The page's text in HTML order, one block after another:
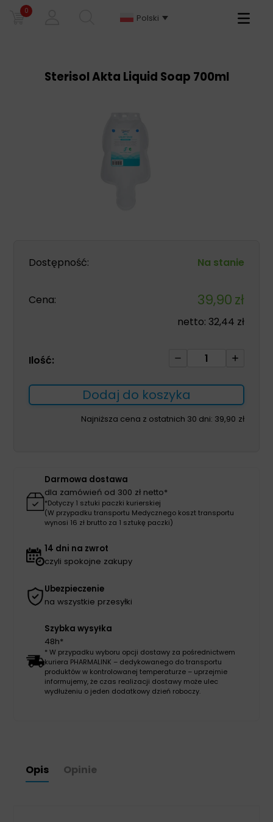
0
Polski
Primary
Sterisol Akta Liquid Soap 700ml
Dostępność: Na stanie
Cena: 39,90zł
netto: 32,44 zł
Ilość:
ilość
Akta
Liquid
Soap
Dodaj do koszyka
Najniższa cena z ostatnich 30 dni: 39,90 zł
Darmowa dostawa
dla zamówień od 300 zł netto*
*Dotyczy 1 sztuki paczki kurierskiej
(W przypadku transportu Medycznego koszt transportu
wynosi 16 zł brutto za 1 sztukę paczki)
14 dni na zwrot
czyli spokojne zakupy
Ubezpieczenie
na wszystkie przesyłki
Szybka wysyłka
48h*
* W przypadku wyboru opcji dostawy za pośrednictwem
kuriera PHARMALINK – dedykowanego do transportu
produktów w kontrolowanej temperaturze – uprzejmie
informujemy, że czas realizacji dostawy może ulec
wydłużeniu o jeden dodatkowy dzień roboczy.
Opis Opinie